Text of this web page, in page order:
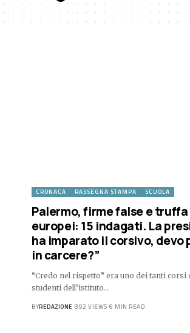
CRONACA RASSEGNA STAMPA SCUOLA
Palermo, firme false e
europei: 15 indagati. La
ha imparato il corsivo, devo
in carcere?”
“Credo nel rispetto” era uno dei tanti corsi
studenti dell’istituto…
BYREDAZIONE 392 VIEWS 6 MIN READ